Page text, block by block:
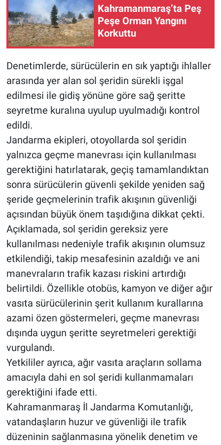
Kahramanmaraş’ta Peş
Peşe Orman Yangını
Korkuttu
Denetimlerde, sürücülerin en sık yaptığı ihlaller
arasında yer alan sol şeridin sürekli işgal
edilmesi ile gidiş yönüne göre sağ şeritte
seyretme kuralına uyulup uyulmadığı kontrol
edildi.
Jandarma ekipleri, otoyollarda sol şeridin
yalnızca geçme manevrası için kullanılması
gerektiğini hatırlatarak, geçiş tamamlandıktan
sonra sürücülerin güvenli şekilde yeniden sağ
şeride geçmelerinin trafik akışının güvenliği
açısından büyük önem taşıdığına dikkat çekti.
Açıklamada, sol şeridin gereksiz yere
kullanılması nedeniyle trafik akışının olumsuz
etkilendiği, takip mesafesinin azaldığı ve ani
manevraların trafik kazası riskini artırdığı
belirtildi. Özellikle otobüs, kamyon ve diğer ağır
vasıta sürücülerinin şerit kullanım kurallarına
azami özen göstermeleri, geçme manevrası
dışında uygun şeritte seyretmeleri gerektiği
vurgulandı.
Yetkililer ayrıca, ağır vasıta araçların sollama
amacıyla dahi en sol şeridi kullanmamaları
gerektiğini ifade etti.
Kahramanmaraş İl Jandarma Komutanlığı,
vatandaşların huzur ve güvenliği ile trafik
düzeninin sağlanmasına yönelik denetim ve